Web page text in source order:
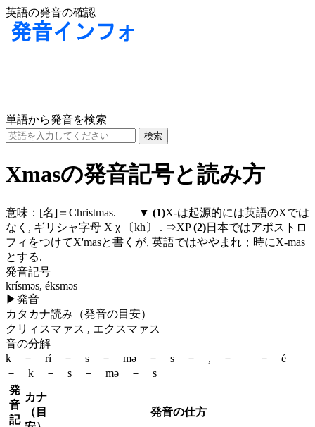
英語の発音の確認
単語から発音を検索
Xmasの発音記号と読み方
意味： [名] ＝Christmas. ▼ (1)X-は起源的には英語のXでは
なく, ギリシャ字母 X χ
〔kh〕 . ⇒XP(2)日本ではアポストロ
フィをつけてX'masと書くが, 英語ではややまれ；時にX-mas
とする.
発音記号
krísməs, éksməs
▶発音
カタカナ読み（発音の目安）
クリィスマァス , エクスマァス
音の分解
k － rí － s － mə － s － , － － é
－ k － s － mə － s
発
音
記
カナ
（目
発音の仕方